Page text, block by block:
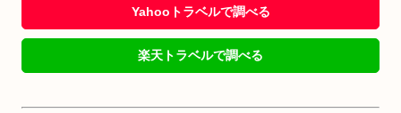
Yahooトラベルで調べる
楽天トラベルで調べる